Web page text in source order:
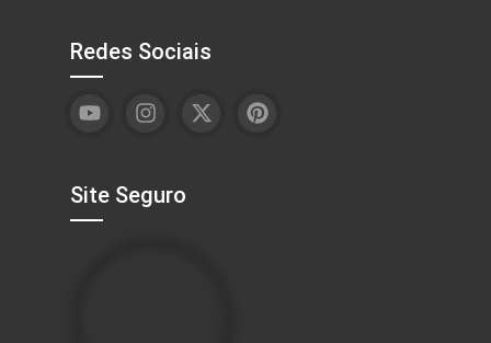
Redes Sociais
Site Seguro